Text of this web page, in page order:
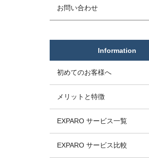
お問い合わせ
Information
初めてのお客様へ
メリットと特徴
EXPARO サービス一覧
EXPARO サービス比較